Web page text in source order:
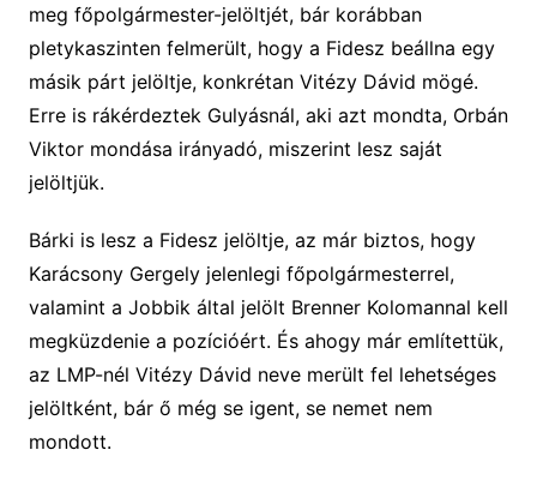
meg főpolgármester-jelöltjét, bár korábban
pletykaszinten felmerült, hogy a Fidesz beállna egy
másik párt jelöltje, konkrétan Vitézy Dávid mögé.
Erre is rákérdeztek Gulyásnál, aki azt mondta, Orbán
Viktor mondása irányadó, miszerint lesz saját
jelöltjük.
Bárki is lesz a Fidesz jelöltje, az már biztos, hogy
Karácsony Gergely jelenlegi főpolgármesterrel,
valamint a Jobbik által jelölt Brenner Kolomannal kell
megküzdenie a pozícióért. És ahogy már említettük,
az LMP-nél Vitézy Dávid neve merült fel lehetséges
jelöltként, bár ő még se igent, se nemet nem
mondott.